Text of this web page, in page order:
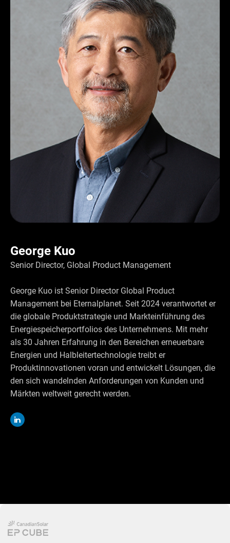
George Kuo
Senior Director, Global Product Management
George Kuo ist Senior Director Global Product
Management bei Eternalplanet. Seit 2024 verantwortet er
die globale Produktstrategie und Markteinführung des
Energiespeicherportfolios des Unternehmens. Mit mehr
als 30 Jahren Erfahrung in den Bereichen erneuerbare
Energien und Halbleitertechnologie treibt er
Produktinnovationen voran und entwickelt Lösungen, die
den sich wandelnden Anforderungen von Kunden und
Märkten weltweit gerecht werden.